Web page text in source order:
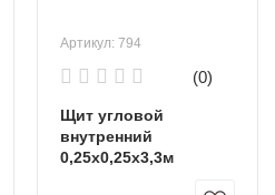
Артикул: 794
(0)
Щит угловой
внутренний
0,25х0,25х3,3м